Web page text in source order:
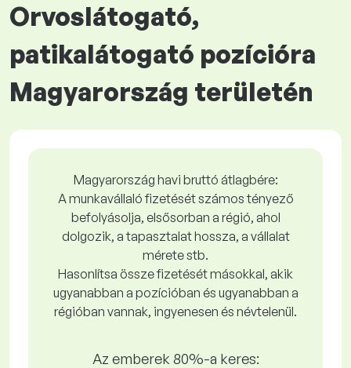
Orvoslátogató,
patikalátogató pozícióra
Magyarország területén
Magyarország havi bruttó átlagbére:
A munkavállaló fizetését számos tényező
befolyásolja, elsősorban a régió, ahol
dolgozik, a tapasztalat hossza, a vállalat
mérete stb.
Hasonlítsa össze fizetését másokkal, akik
ugyanabban a pozícióban és ugyanabban a
régióban vannak, ingyenesen és névtelenül.
Az emberek 80%-a keres: